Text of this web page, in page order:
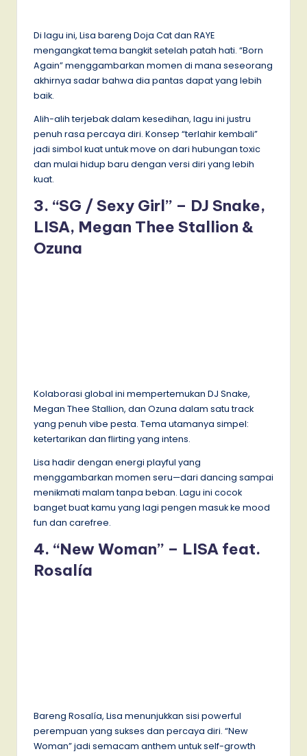
Di lagu ini, Lisa bareng Doja Cat dan RAYE
mengangkat tema bangkit setelah patah hati. “Born
Again” menggambarkan momen di mana seseorang
akhirnya sadar bahwa dia pantas dapat yang lebih
baik.
Alih-alih terjebak dalam kesedihan, lagu ini justru
penuh rasa percaya diri. Konsep “terlahir kembali”
jadi simbol kuat untuk move on dari hubungan toxic
dan mulai hidup baru dengan versi diri yang lebih
kuat.
3. “SG / Sexy Girl” – DJ Snake,
LISA, Megan Thee Stallion &
Ozuna
Kolaborasi global ini mempertemukan DJ Snake,
Megan Thee Stallion, dan Ozuna dalam satu track
yang penuh vibe pesta. Tema utamanya simpel:
ketertarikan dan flirting yang intens.
Lisa hadir dengan energi playful yang
menggambarkan momen seru—dari dancing sampai
menikmati malam tanpa beban. Lagu ini cocok
banget buat kamu yang lagi pengen masuk ke mood
fun dan carefree.
4. “New Woman” – LISA feat.
Rosalía
Bareng Rosalía, Lisa menunjukkan sisi powerful
perempuan yang sukses dan percaya diri. “New
Woman” jadi semacam anthem untuk self-growth